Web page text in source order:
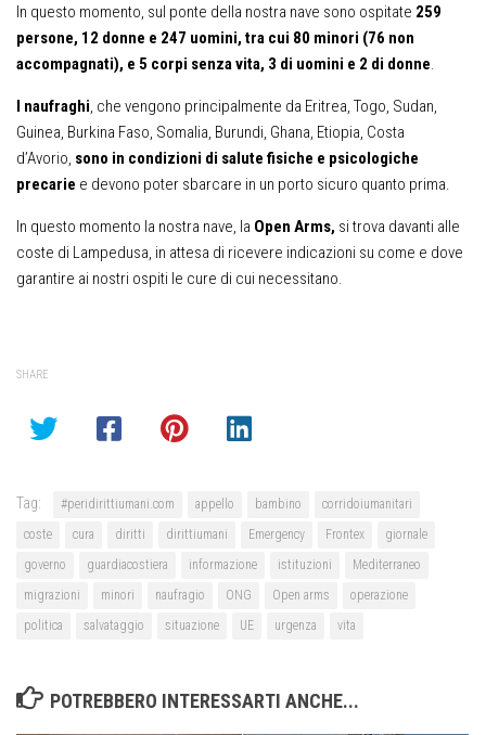
In questo momento, sul ponte della nostra nave sono ospitate 259
persone, 12 donne e 247 uomini, tra cui 80 minori (76 non
accompagnati), e 5 corpi senza vita, 3 di uomini e 2 di donne.
I naufraghi, che vengono principalmente da Eritrea, Togo, Sudan,
Guinea, Burkina Faso, Somalia, Burundi, Ghana, Etiopia, Costa
d’Avorio, sono in condizioni di salute fisiche e psicologiche
precarie e devono poter sbarcare in un porto sicuro quanto prima.
In questo momento la nostra nave, la Open Arms, si trova davanti alle
coste di Lampedusa, in attesa di ricevere indicazioni su come e dove
garantire ai nostri ospiti le cure di cui necessitano.
SHARE
Tag: #peridirittiumani.com appello bambino
corridoiumanitari
coste
cura diritti dirittiumani Emergency Frontex
giornale
governo
guardiacostiera informazione istituzioni
Mediterraneo
migrazioni
minori naufragio ONG Open arms
operazione
politica
salvataggio situazione UE urgenza vita
POTREBBERO INTERESSARTI ANCHE...